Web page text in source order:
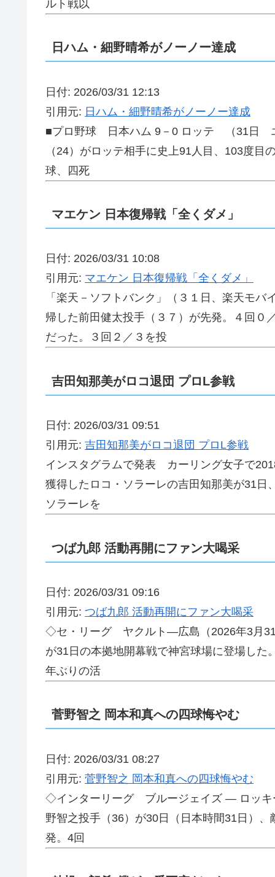
ルト戦以
日ハム・細野晴希がノーノー達成
日付: 2026/03/31 12:13
引用元: 日ハム・細野晴希がノーノー達成
■プロ野球 日本ハム 9－0 ロッテ （31日
（24）がロッテ相手に史上91人目、103度
球、四死
マエケン 日本復帰戦「全くダメ」
日付: 2026/03/31 10:08
引用元: マエケン 日本復帰戦「全くダメ」
「楽天－ソフトバンク」（３１日、楽天モ
帰した前田健太投手（３７）が先発。４回０
だった。３回２／３を投
吉田知那美がロコ退団 プロL参戦
日付: 2026/03/31 09:51
引用元: 吉田知那美がロコ退団 プロL参戦
インスタグラムで発表 カーリング女子で
獲得したロコ・ソラーレの吉田知那美が31
ソラーレを
つば九郎 活動再開にファン大喝采
日付: 2026/03/31 09:16
引用元: つば九郎 活動再開にファン大喝采
◇セ・リーグ ヤクルト―広島（2026年3月
が31日の本拠地開幕戦で神宮球場に登場した
年ぶりの活
菅野智之 岡本和真への四球悔やむ
日付: 2026/03/31 08:27
引用元: 菅野智之 岡本和真への四球悔やむ
◇インターリーグ ブルージェイズ ― ロッ
野智之投手（36）が30日（日本時間31日）
発。4回